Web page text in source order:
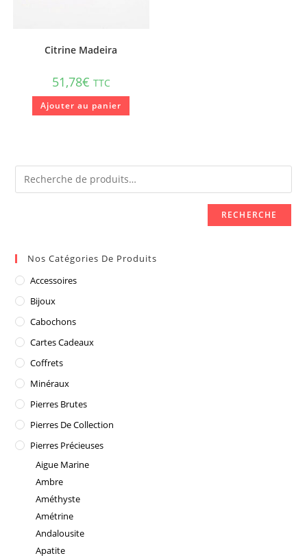
Citrine Madeira
51,78€ TTC
Ajouter au panier
RECHERCHE
Nos Catégories De Produits
Accessoires
Bijoux
Cabochons
Cartes Cadeaux
Coffrets
Minéraux
Pierres Brutes
Pierres De Collection
Pierres Précieuses
Aigue Marine
Ambre
Améthyste
Amétrine
Andalousite
Apatite